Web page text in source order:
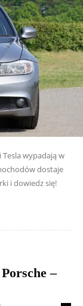
wypadają w
dostaje
i dowiedz się!
–